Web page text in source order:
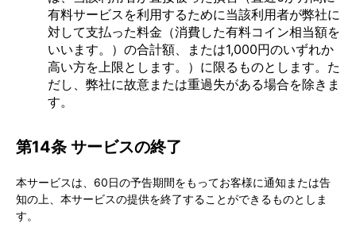
有料サービスを利用するために当該利用者が弊社に
対して支払った料金（消費した有料コイン相当額を
いいます。）の合計額、または1,000円のいずれか
高い方を上限とします。）に限るものとします。た
だし、弊社に故意または重過失がある場合を除きま
す。
第14条 サービスの終了
本サービスは、60日の予告期間をもってお客様に通知または告
知の上、本サービスの提供を終了することができるものとしま
す。